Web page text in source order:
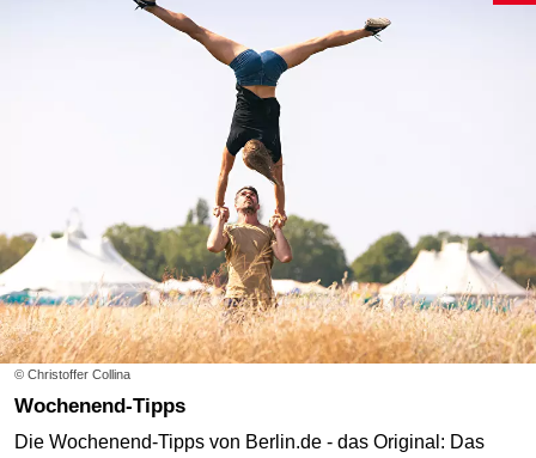
© Christoffer Collina
Wochenend-Tipps
Die Wochenend-Tipps von Berlin.de - das Original: Das